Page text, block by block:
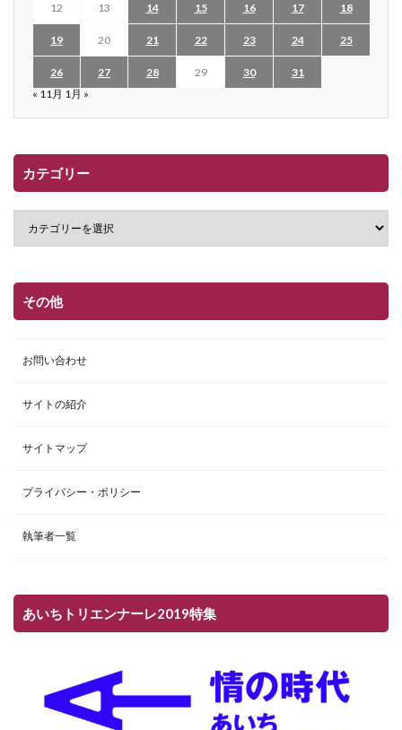
12 13 14 15 16 17 18
19 20 21 22 23 24 25
26 27 28 29 30
31
« 11月 1月 »
カテゴリー
その他
お問い合わせ
サイトの紹介
サイトマップ
プライバシー・ポリシー
執筆者一覧
あいちトリエンナーレ2019特集